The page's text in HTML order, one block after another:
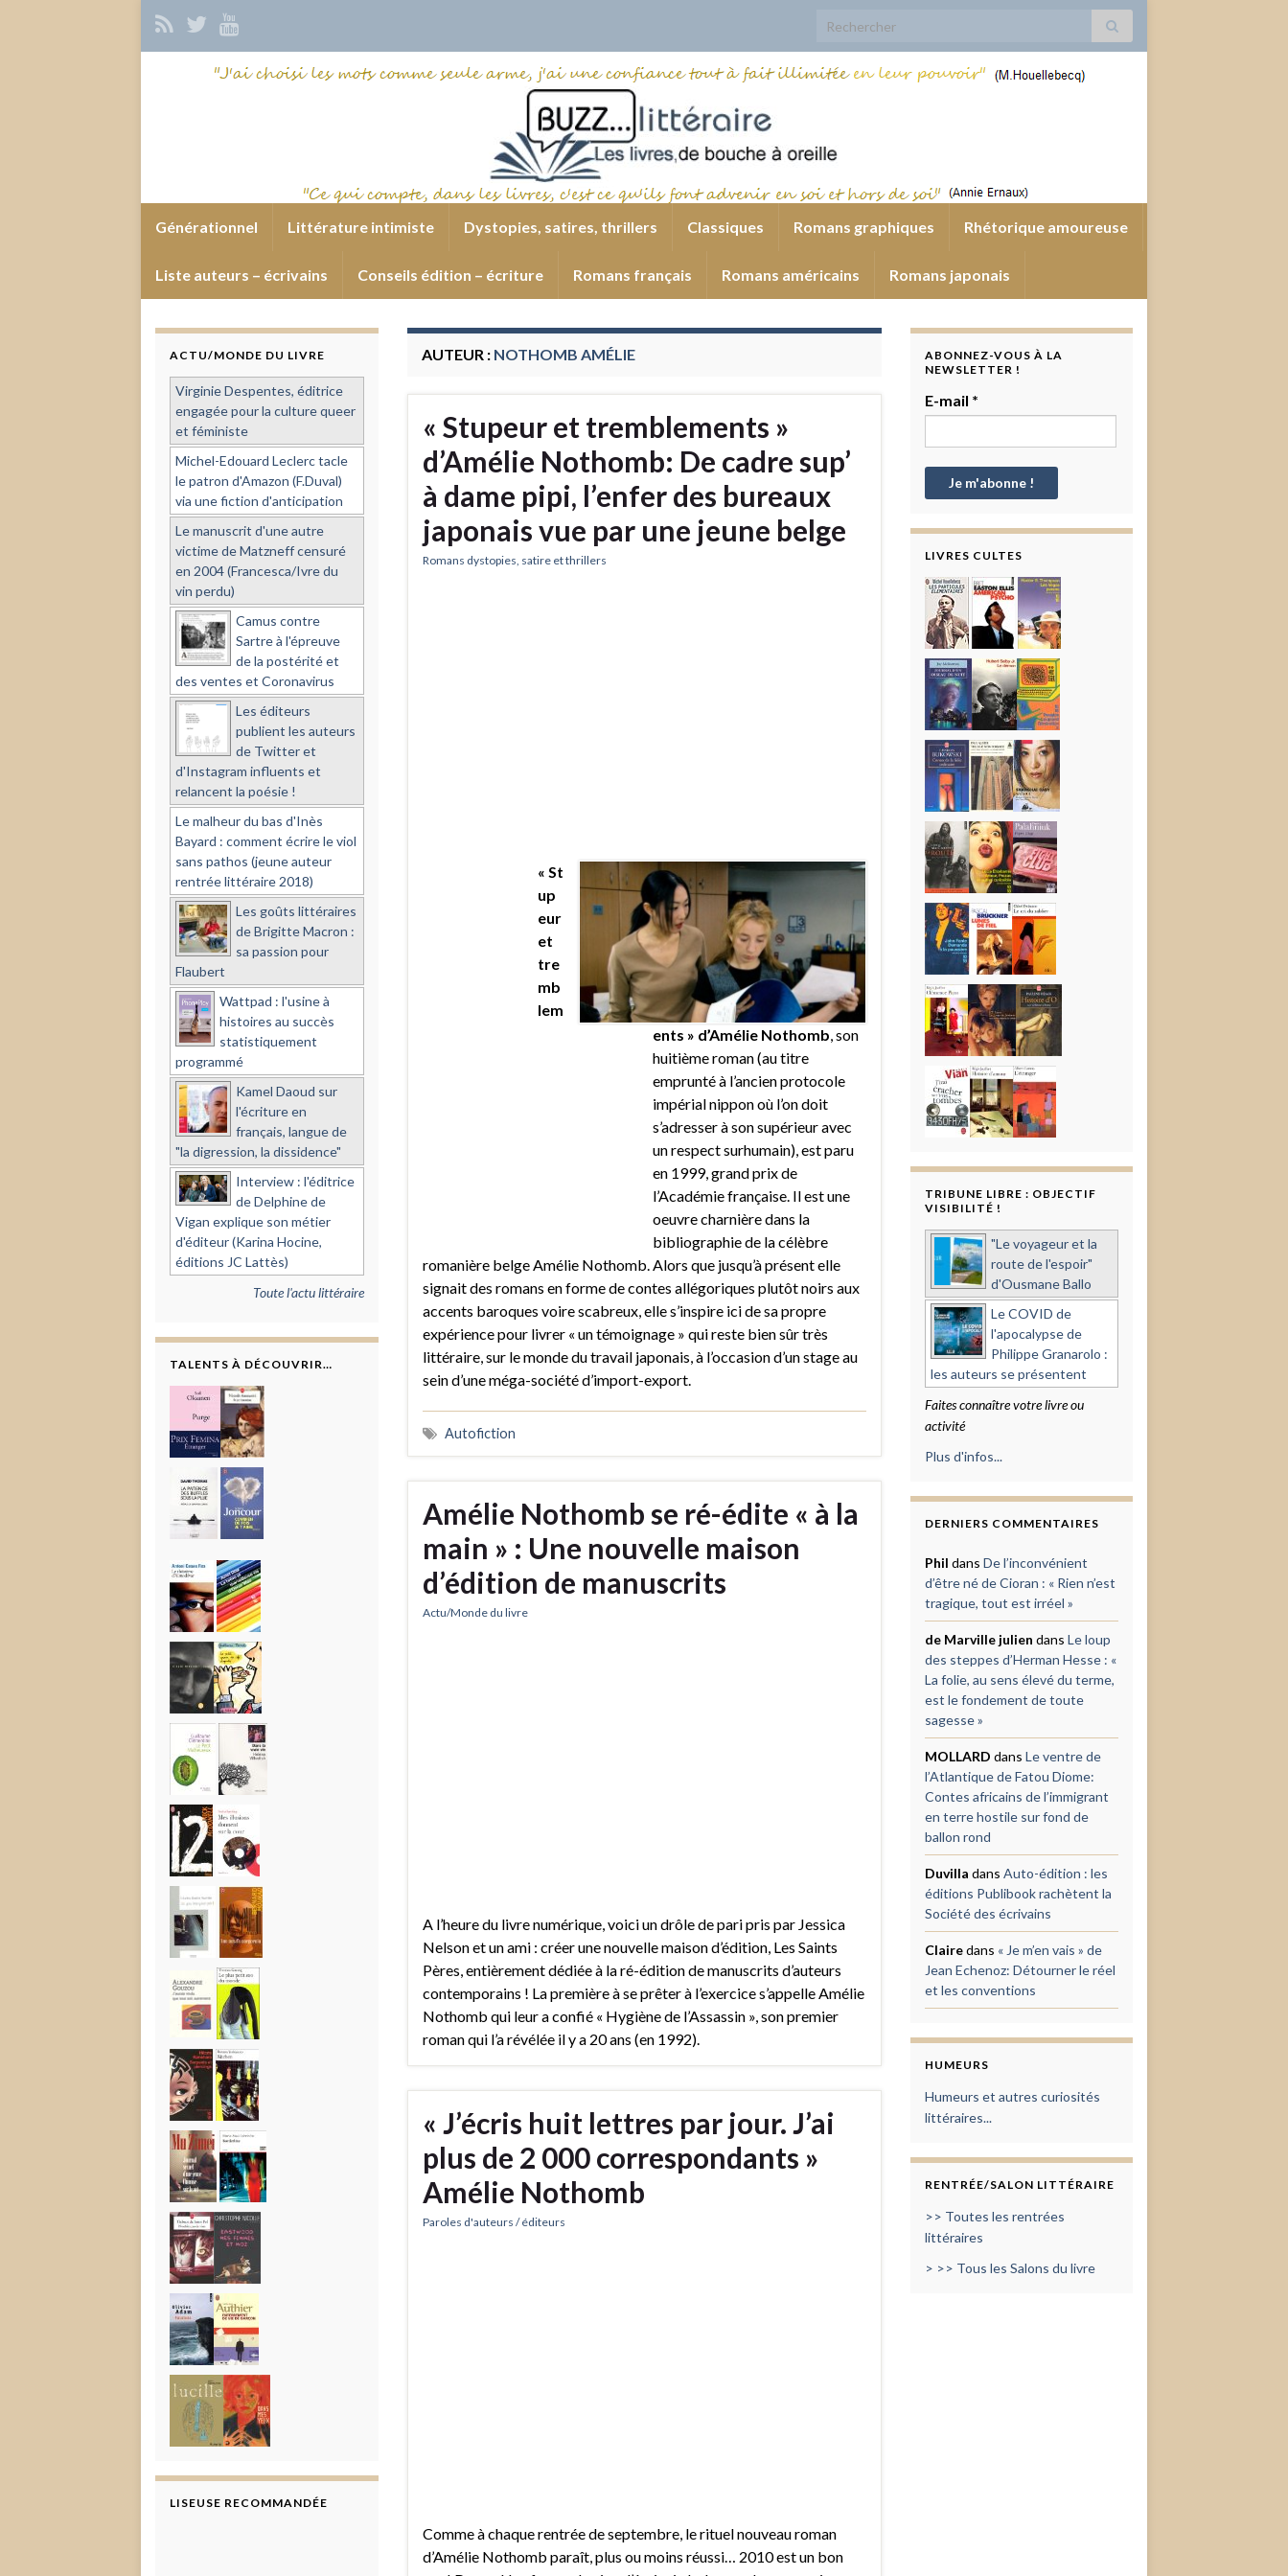
Search for:
Générationnel Littérature intimiste Dystopies, satires, thrillers Classiques Romans graphiques Rhétorique amoureuse
Liste auteurs – écrivains Conseils édition – écriture Romans français Romans américains Romans japonais
AUTEUR : NOTHOMB AMÉLIE
« Stupeur et tremblements »
d’Amélie Nothomb: De cadre sup’
à dame pipi, l’enfer des bureaux
japonais vue par une jeune belge
Romans dystopies, satire et thrillers
« St
up
eur
et
tre
mb
lem
ents » d’Amélie Nothomb, son
huitième roman (au titre
emprunté à l’ancien protocole
impérial nippon où l’on doit
s’adresser à son supérieur avec
un respect surhumain), est paru
en 1999, grand prix de
l’Académie française. Il est une
oeuvre charnière dans la
bibliographie de la célèbre
romanière belge Amélie Nothomb. Alors que jusqu’à présent elle
signait des romans en forme de contes allégoriques plutôt noirs aux
accents baroques voire scabreux, elle s’inspire ici de sa propre
expérience pour livrer « un témoignage » qui reste bien sûr très
littéraire, sur le monde du travail japonais, à l’occasion d’un stage au
sein d’une méga-société d’import-export.
Autofiction
Amélie Nothomb se ré-édite « à la
main » : Une nouvelle maison
d’édition de manuscrits
Actu/Monde du livre
A l’heure du livre numérique, voici un drôle de pari pris par Jessica
Nelson et un ami : créer une nouvelle maison d’édition, Les Saints
Pères, entièrement dédiée à la ré-édition de manuscrits d’auteurs
contemporains ! La première à se prêter à l’exercice s’appelle Amélie
Nothomb qui leur a confié « Hygiène de l’Assassin », son premier
roman qui l’a révélée il y a 20 ans (en 1992).
« J’écris huit lettres par jour. J’ai
plus de 2 000 correspondants »
Amélie Nothomb
Paroles d'auteurs / éditeurs
Comme à chaque rentrée de septembre, le rituel nouveau roman
d’Amélie Nothomb paraît, plus ou moins réussi… 2010 est un bon
ACTU/MONDE DU LIVRE
Virginie Despentes, éditrice
engagée pour la culture queer
et féministe
Michel-Edouard Leclerc tacle
le patron d'Amazon (F.Duval)
via une fiction d'anticipation
Le manuscrit d'une autre
victime de Matzneff censuré
en 2004 (Francesca/Ivre du
vin perdu)
Camus contre
Sartre à l'épreuve
de la postérité et
des ventes et Coronavirus
Les éditeurs
publient les auteurs
de Twitter et
d'Instagram influents et
relancent la poésie !
Le malheur du bas d'Inès
Bayard : comment écrire le viol
sans pathos (jeune auteur
rentrée littéraire 2018)
Les goûts littéraires
de Brigitte Macron :
sa passion pour
Flaubert
Wattpad : l'usine à
histoires au succès
statistiquement
programmé
Kamel Daoud sur
l'écriture en
français, langue de
"la digression, la dissidence"
Interview : l'éditrice
de Delphine de
Vigan explique son métier
d'éditeur (Karina Hocine,
éditions JC Lattès)
Toute l'actu littéraire
TALENTS À DÉCOUVRIR…
LISEUSE RECOMMANDÉE
ABONNEZ-VOUS À LA
NEWSLETTER !
E-mail *
LIVRES CULTES
TRIBUNE LIBRE : OBJECTIF
VISIBILITÉ !
"Le voyageur et la
route de l'espoir"
d'Ousmane Ballo
Le COVID de
l'apocalypse de
Philippe Granarolo :
les auteurs se présentent
Faites connaître votre livre ou
activité
Plus d'infos...
DERNIERS COMMENTAIRES
Phil dans De l’inconvénient
d’être né de Cioran : « Rien n’est
tragique, tout est irréel »
de Marville julien dans Le loup
des steppes d’Herman Hesse : «
La folie, au sens élevé du terme,
est le fondement de toute
sagesse »
MOLLARD dans Le ventre de
l’Atlantique de Fatou Diome:
Contes africains de l’immigrant
en terre hostile sur fond de
ballon rond
Duvilla dans Auto-édition : les
éditions Publibook rachètent la
Société des écrivains
Clairedans « Je m’en vais » de
Jean Echenoz: Détourner le réel
et les conventions
HUMEURS
Humeurs et autres curiosités
littéraires...
RENTRÉE/SALON LITTÉRAIRE
>> Toutes les rentrées
littéraires
> >> Tous les Salons du livre